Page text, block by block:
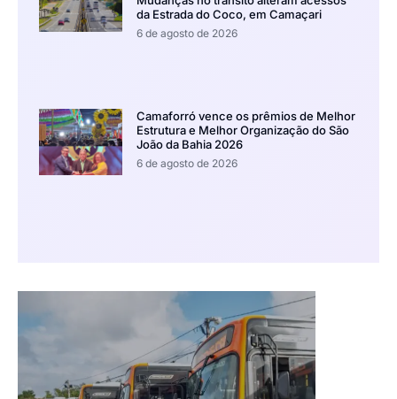
da Estrada do Coco, em Camaçari
6 de agosto de 2026
Camaforró vence os prêmios de Melhor
Estrutura e Melhor Organização do São
João da Bahia 2026
6 de agosto de 2026